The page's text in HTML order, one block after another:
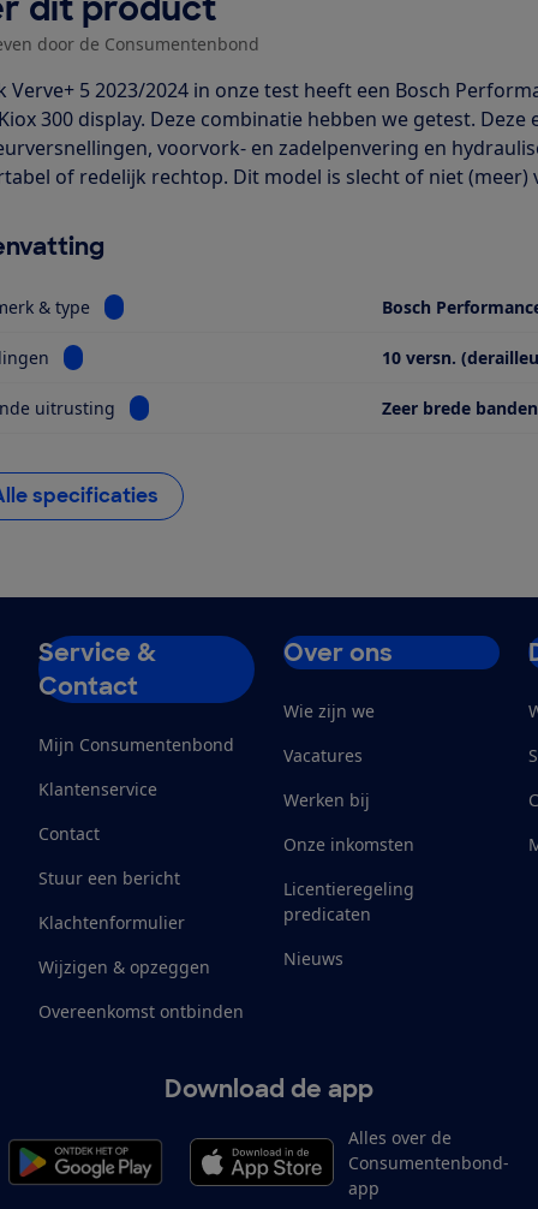
door de Consumentenbond
Verve+ 5 2023/2024 in onze test heeft een Bosch
300 display. Deze combinatie hebben we getest. Deze
voorvork- en zadelpenvering en
of redelijk rechtop. Dit model is slecht of niet (meer)
& type Bekijk informatie voor Motor, merk & type
Bosch
Bekijk informatie voor Versnellingen 10 versn.
uitrusting Bekijk informatie voor Opvallende uitrusting
Zeer brede
specificaties
Service &
Contact
Mijn Consumentenbond
Klantenservice
Contact
Stuur een bericht
Klachtenformulier
Wijzigen & opzeggen
Overeenkomst ontbinden
Over ons
Wie zijn we
Vacatures
Werken bij
Onze inkomsten
Licentieregeling
predicaten
Nieuws
Download de app
Alles over de
Consumentenbond-
app